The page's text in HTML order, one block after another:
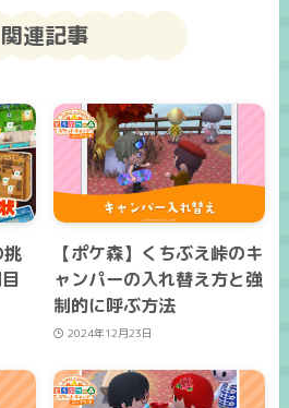
関連記事
挑
【ポケ森】くちぶえ峠のキ
ャンパーの入れ替え方と強
制的に呼ぶ方法
2024年12月23日